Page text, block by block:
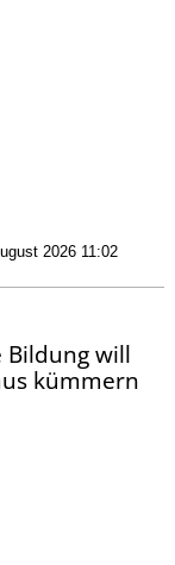
2026 11:02
Bildung will
kümmern